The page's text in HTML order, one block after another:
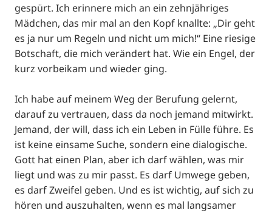
gespürt. Ich erinnere mich an ein zehnjähriges
Mädchen, das mir mal an den Kopf knallte: „Dir geht
es ja nur um Regeln und nicht um mich!“ Eine riesige
Botschaft, die mich verändert hat. Wie ein Engel, der
kurz vorbeikam und wieder ging.
Ich habe auf meinem Weg der Berufung gelernt,
darauf zu vertrauen, dass da noch jemand mitwirkt.
Jemand, der will, dass ich ein Leben in Fülle führe. Es
ist keine einsame Suche, sondern eine dialogische.
Gott hat einen Plan, aber ich darf wählen, was mir
liegt und was zu mir passt. Es darf Umwege geben,
es darf Zweifel geben. Und es ist wichtig, auf sich zu
hören und auszuhalten, wenn es mal langsamer